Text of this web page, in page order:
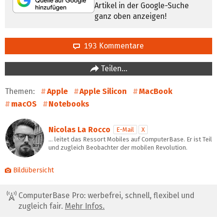
Artikel in der Google-Suche
ganz oben anzeigen!
193 Kommentare
Teilen…
Themen: Apple Apple Silicon
MacBook
macOS
Notebooks
Nicolas La Rocco E-Mail
X
… leitet das Ressort Mobiles auf ComputerBase. Er ist Teil
und zugleich Beobachter der mobilen Revolution.
Bildübersicht
ComputerBase Pro: werbefrei, schnell, flexibel und
zugleich fair. Mehr Infos.